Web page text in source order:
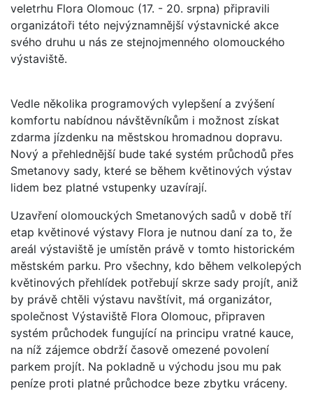
veletrhu Flora Olomouc (17. - 20. srpna) připravili
organizátoři této nejvýznamnější výstavnické akce
svého druhu u nás ze stejnojmenného olomouckého
výstaviště.
Vedle několika programových vylepšení a zvýšení
komfortu nabídnou návštěvníkům i možnost získat
zdarma jízdenku na městskou hromadnou dopravu.
Nový a přehlednější bude také systém průchodů přes
Smetanovy sady, které se během květinových výstav
lidem bez platné vstupenky uzavírají.
Uzavření olomouckých Smetanových sadů v době tří
etap květinové výstavy Flora je nutnou daní za to, že
areál výstaviště je umístěn právě v tomto historickém
městském parku. Pro všechny, kdo během velkolepých
květinových přehlídek potřebují skrze sady projít, aniž
by právě chtěli výstavu navštívit, má organizátor,
společnost Výstaviště Flora Olomouc, připraven
systém průchodek fungující na principu vratné kauce,
na níž zájemce obdrží časově omezené povolení
parkem projít. Na pokladně u východu jsou mu pak
peníze proti platné průchodce beze zbytku vráceny.